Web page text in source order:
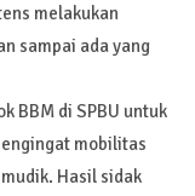
melakukan
sampai ada yang
BBM di SPBU untuk
mobilitas
Hasil sidak